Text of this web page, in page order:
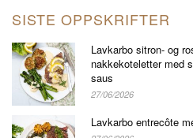
SISTE OPPSKRIFTER
Lavkarbo sitron- og
nakkekoteletter med
saus
27/06/2026
Lavkarbo entrecôte